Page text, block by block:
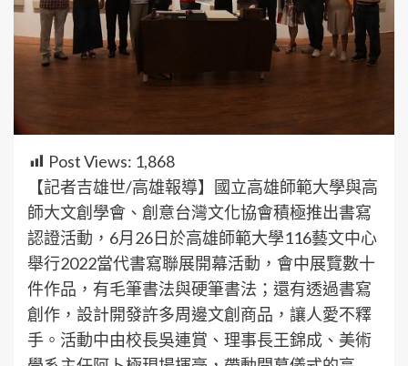
Post Views: 1,868
【記者吉雄世/高雄報導】國立高雄師範大學與高
師大文創學會、創意台灣文化協會積極推出書寫
認證活動，6月26日於高雄師範大學116藝文中心
舉行2022當代書寫聯展開幕活動，會中展覽數十
件作品，有毛筆書法與硬筆書法；還有透過書寫
創作，設計開發許多周邊文創商品，讓人愛不釋
手。活動中由校長吳連賞、理事長王錦成、美術